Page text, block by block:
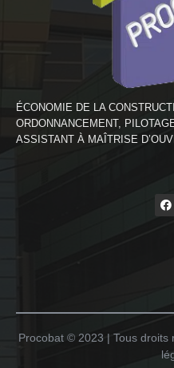
ÉCONOMIE DE LA
ORDONNANCEMENT,
ASSISTANT À MAÎTRISE
Procobat © 2023 | Tous droits